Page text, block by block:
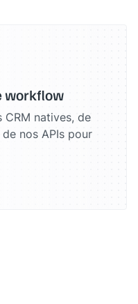
workflow
natives, de
nos APIs pour